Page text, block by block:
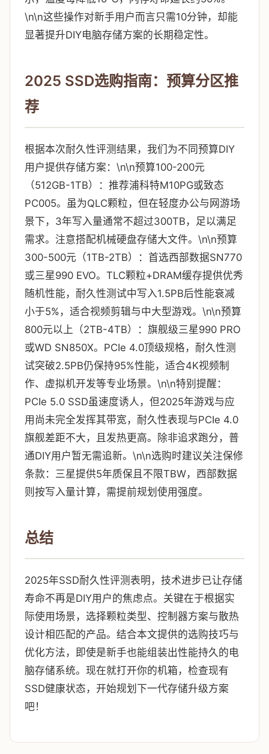
\n\n这些操作对新手用户而言只需10分钟，却能
显著提升DIY电脑存储方案的长期稳定性。
2025 SSD选购指南：预算分区推
荐
根据本次耐久性评测结果，我们为不同预算DIY
用户提供存储方案：\n\n预算100-200元
（512GB-1TB）：推荐浦科特M10PG或致态
PC005。虽为QLC颗粒，但在轻度办公与网游场
景下，3年写入量通常不超过300TB，足以满足
需求。注意搭配机械硬盘存储大文件。\n\n预算
300-500元（1TB-2TB）：首选西部数据SN770
或三星990 EVO。TLC颗粒+DRAM缓存提供优秀
随机性能，耐久性测试中写入1.5PB后性能衰减
小于5%，适合视频剪辑与中大型游戏。\n\n预算
800元以上（2TB-4TB）：旗舰级三星990 PRO
或WD SN850X。PCIe 4.0顶级规格，耐久性测
试突破2.5PB仍保持95%性能，适合4K视频制
作、虚拟机开发等专业场景。\n\n特别提醒：
PCIe 5.0 SSD虽速度诱人，但2025年游戏与应
用尚未完全发挥其带宽，耐久性表现与PCIe 4.0
旗舰差距不大，且发热更高。除非追求跑分，普
通DIY用户暂无需追新。\n\n选购时建议关注保修
条款：三星提供5年质保且不限TBW，西部数据
则按写入量计算，需提前规划使用强度。
总结
2025年SSD耐久性评测表明，技术进步已让存储
寿命不再是DIY用户的焦虑点。关键在于根据实
际使用场景，选择颗粒类型、控制器方案与散热
设计相匹配的产品。结合本文提供的选购技巧与
优化方法，即使是新手也能组装出性能持久的电
脑存储系统。现在就打开你的机箱，检查现有
SSD健康状态，开始规划下一代存储升级方案
吧！